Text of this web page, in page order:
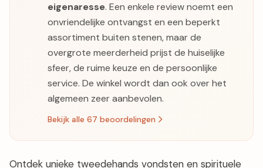
eigenaresse. Een enkele review noemt een
onvriendelijke ontvangst en een beperkt
assortiment buiten stenen, maar de
overgrote meerderheid prijst de huiselijke
sfeer, de ruime keuze en de persoonlijke
service. De winkel wordt dan ook over het
algemeen zeer aanbevolen.
Bekijk alle 67 beoordelingen
Ontdek unieke tweedehands vondsten en spirituele